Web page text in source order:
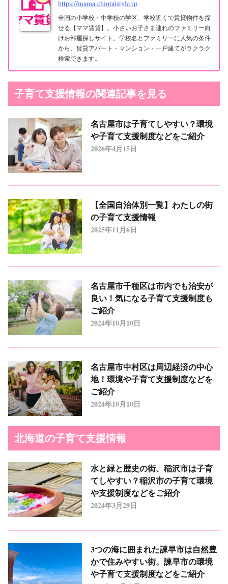
https://mama.chintaistyle.jp
全国の小学校・中学校の学区、学校近くで賃貸物件を探
せる【ママ賃貸】。小さいお子さま連れのファミリー向
けお部屋探しサイト。学校名とファミリーに人気の条件
から、賃貸アパート・マンション・一戸建てがラクラク
検索できます。
子育て支援情報の関連記事を見る
名古屋市は子育てしやすい？環境
や子育て支援制度などをご紹介
2026年4月15日
【全国自治体別一覧】わたしの街
の子育て支援情報
2025年11月6日
名古屋市千種区は市内でも治安が
良い！気になる子育て支援制度も
ご紹介
2024年10月10日
名古屋市中村区は周辺経済の中心
地！環境や子育て支援制度などを
ご紹介
2024年10月10日
北海道の子育て支援情報
水と緑と歴史の街、稲沢市は子育
てしやすい？稲沢市の子育て環境
や支援制度などをご紹介
2024年3月29日
3つの海に囲まれた諫早市は自然豊
かで住みやすい街。諫早市の環境
や子育て支援制度などをご紹介